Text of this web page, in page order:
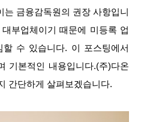
금융감독원의 권장 사항입니
부업체이기 때문에 미등록 업
수 있습니다. 이 포스팅에서
기본적인 내용입니다.(주)다온
간단하게 살펴보겠습니다.